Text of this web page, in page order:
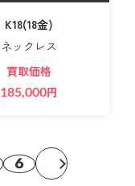
K18(18金)
ネックレス
買取価格
185,000円
6